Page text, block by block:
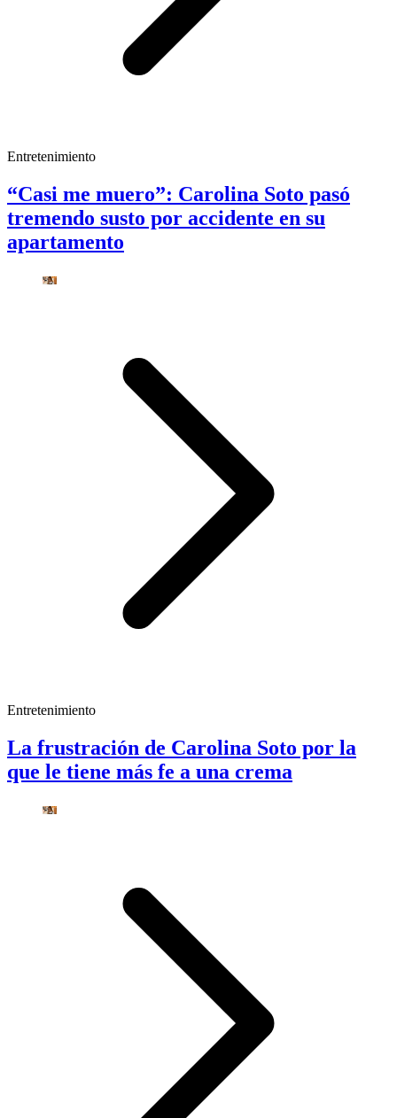
Entretenimiento
“Casi me muero”: Carolina Soto pasó
tremendo susto por accidente en su
apartamento
Entretenimiento
La frustración de Carolina Soto por la
que le tiene más fe a una crema